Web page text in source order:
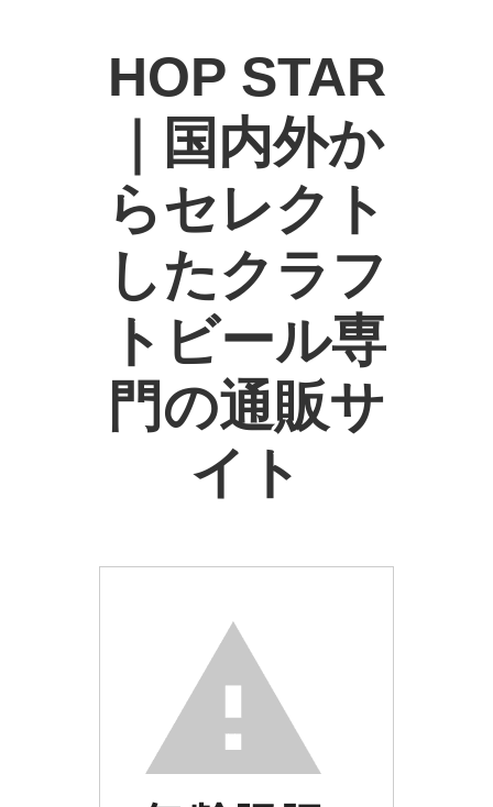
HOP STAR
｜国内外か
らセレクト
したクラフ
トビール専
門の通販サ
イト